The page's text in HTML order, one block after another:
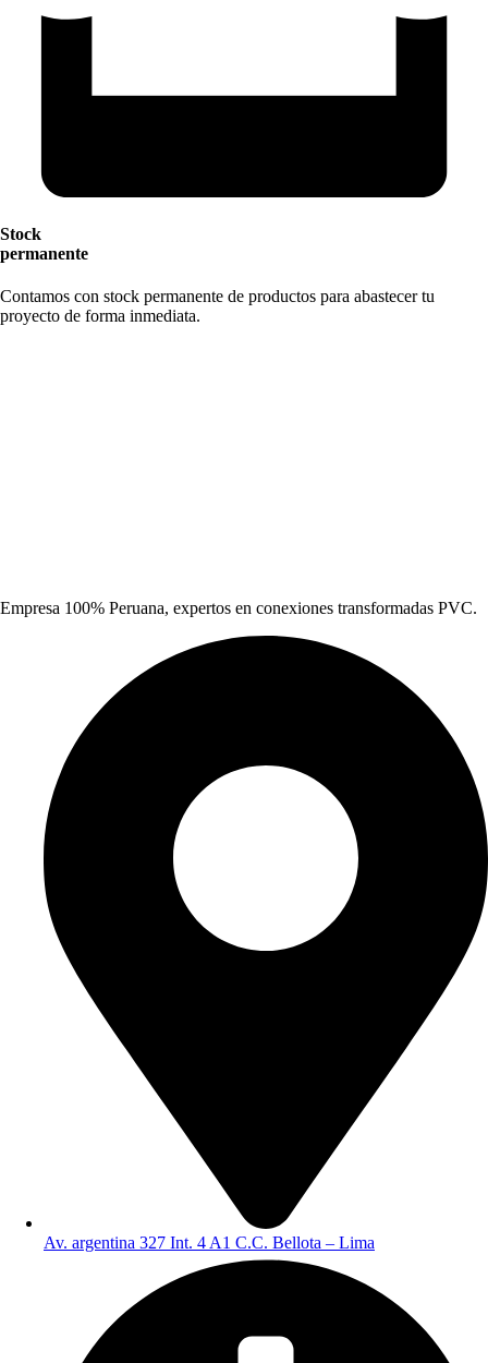
Stock
permanente
Contamos con stock permanente de productos para abastecer tu
proyecto de forma inmediata.
Empresa 100% Peruana, expertos en conexiones transformadas PVC.
Av. argentina 327 Int. 4 A1 C.C. Bellota – Lima